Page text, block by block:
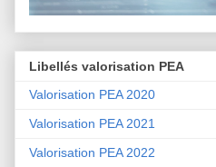
Libellés valorisation PEA
Valorisation PEA 2020
Valorisation PEA 2021
Valorisation PEA 2022